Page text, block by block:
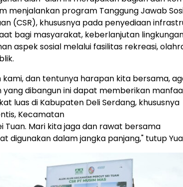
menjalankan program Tanggung Jawab
(CSR), khususnya pada penyediaan
bagi masyarakat, keberlanjutan
aspek sosial melalui fasilitas rekreasi,
kami, dan tentunya harapan kita bersama,
yang dibangun ini dapat memberikan
luas di Kabupaten Deli Serdang, khususnya
Kecamatan
Tuan. Mari kita jaga dan rawat bersama
digunakan dalam jangka panjang," tutup